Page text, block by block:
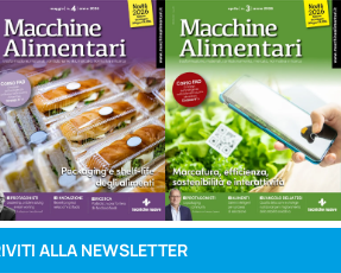
ALLA NEWSLETTER